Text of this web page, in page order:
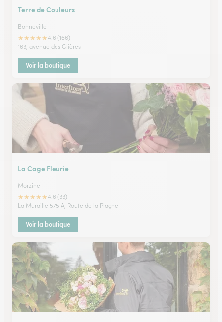
Terre de Couleurs
Bonneville
★★★★★4.6 (166)
163, avenue des Glières
Voir la boutique
La Cage Fleurie
Morzine
★★★★★4.6 (33)
La Muraille 575 A, Route de la Plagne
Voir la boutique